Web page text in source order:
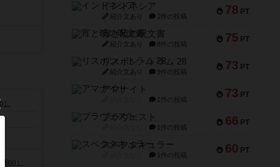
）
78 PT
インドネシア
紹介文あり 2件の投稿
75 PT
宵と暁の呪文書
紹介文あり 8件の投稿
73 PT
リスボン・トラム 28
紹介文あり 9件の投稿
73 PT
アマナイト
1件の投稿
66 PT
ブラヴェスト
1件の投稿
60 PT
スペクタキュラー
1件の投稿